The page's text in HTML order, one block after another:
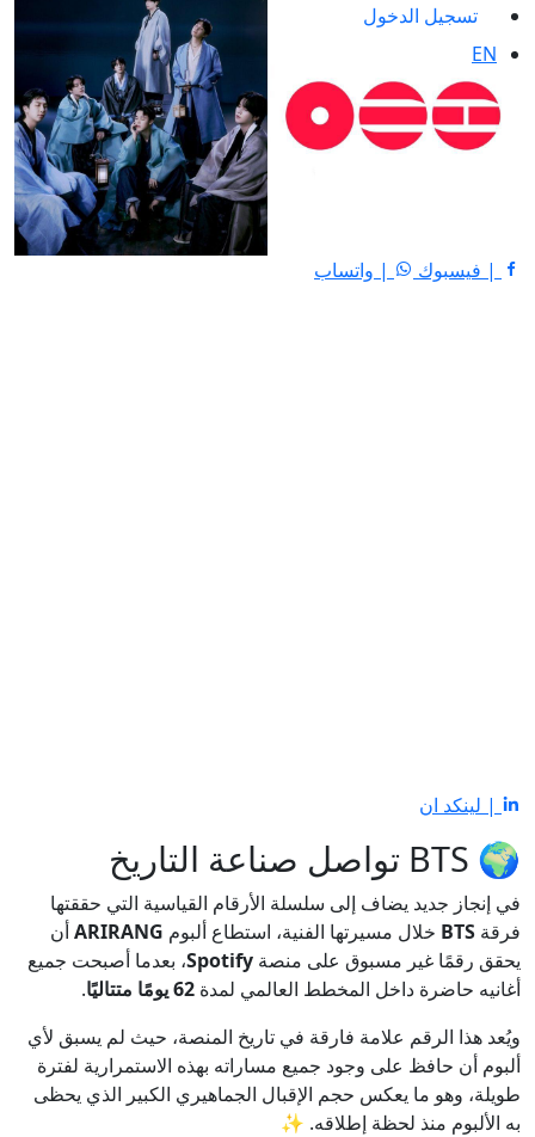
تسجيل الدخول
EN
| فيسبوك | واتساب
| لينكد ان
🌍 BTS تواصل صناعة التاريخ
في إنجاز جديد يضاف إلى سلسلة الأرقام القياسية التي حققتها
فرقة BTS خلال مسيرتها الفنية، استطاع ألبوم ARIRANGأن
يحقق رقمًا غير مسبوق على منصة Spotify، بعدما أصبحت جميع
أغانيه حاضرة داخل المخطط العالمي لمدة 62 يومًا متتاليًا
.
ويُعد هذا الرقم علامة فارقة في تاريخ المنصة، حيث لم يسبق لأي
ألبوم أن حافظ على وجود جميع مساراته بهذه الاستمرارية لفترة
طويلة، وهو ما يعكس حجم الإقبال الجماهيري الكبير الذي يحظى
به الألبوم منذ لحظة إطلاقه. ✨